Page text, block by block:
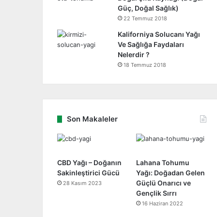
Güç, Doğal Sağlık)
22 Temmuz 2018
Kaliforniya Solucanı Yağı
Ve Sağlığa Faydaları
Nelerdir ?
18 Temmuz 2018
Son Makaleler
CBD Yağı – Doğanın
Sakinleştirici Gücü
28 Kasım 2023
Lahana Tohumu
Yağı: Doğadan Gelen
Güçlü Onarıcı ve
Gençlik Sırrı
16 Haziran 2022